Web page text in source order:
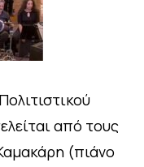
από τους
(πιάνο